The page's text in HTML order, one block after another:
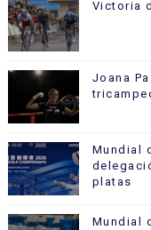
Victoria
Joana
Mundial
platas
Mundial